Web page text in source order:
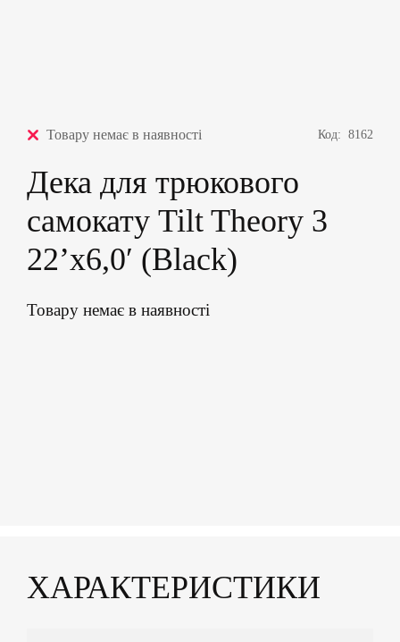
Товару немає в наявності Код:8162
Дека для трюкового
самокату Tilt Theory 3
22’x6,0′ (Black)
Товару немає в наявності
ХАРАКТЕРИСТИКИ